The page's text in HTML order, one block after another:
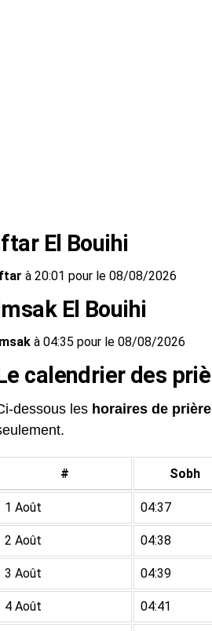
El Bouihi
à 20:01 pour le 08/08/2026
El Bouihi
à 04:35 pour le 08/08/2026
calendrier des
dessous les horaires de prière
# Sobh
1 Août 04:37
2 Août 04:38
3 Août 04:39
4 Août 04:41